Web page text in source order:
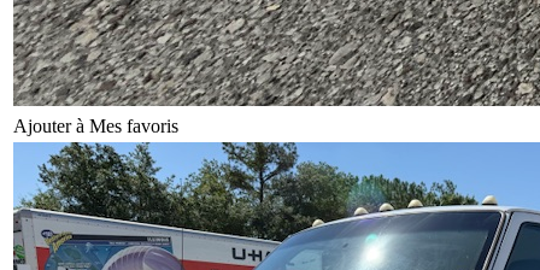
Ajouter à Mes favoris